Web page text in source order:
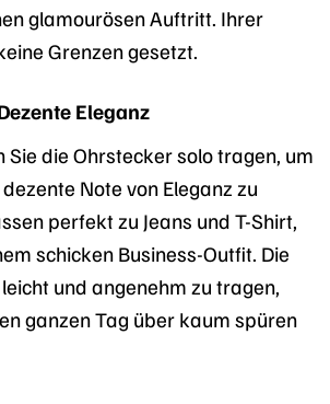
glamourösen Auftritt. Ihrer
Grenzen gesetzt.
Eleganz
Sie die Ohrstecker solo tragen, um
Note von Eleganz zu
perfekt zu Jeans und T-Shirt,
schicken Business-Outfit. Die
und angenehm zu tragen,
ganzen Tag über kaum spüren